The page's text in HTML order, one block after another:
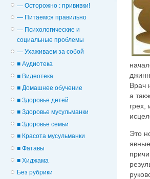
— Осторожно : прививки!
— Питаемся правильно
— Психологические и
cоциальные проблемы
— Ухаживаем за собой
■ Аудиотека
■ Видеотека
■ Домашнее обучение
■ Здоровье детей
■ Здоровье мусульманки
■ Здоровье семьи
■ Красота мусульманки
■ Фатавы
■ Хиджама
Без рубрики
Врач
а
грех,
Это